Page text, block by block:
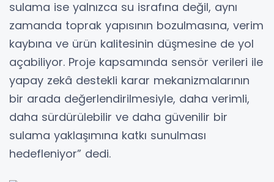
sulama ise yalnızca su israfına değil, aynı
zamanda toprak yapısının bozulmasına, verim
kaybına ve ürün kalitesinin düşmesine de yol
açabiliyor. Proje kapsamında sensör verileri ile
yapay zekâ destekli karar mekanizmalarının
bir arada değerlendirilmesiyle, daha verimli,
daha sürdürülebilir ve daha güvenilir bir
sulama yaklaşımına katkı sunulması
hedefleniyor” dedi.